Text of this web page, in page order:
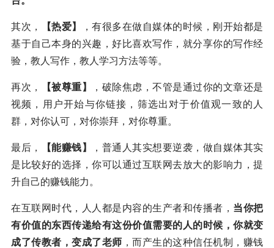
其次， 【热爱】
，有很多在做自媒体的时候，刚开始都是
基于自己本身的兴趣，好比喜欢写作，就分享你的写作经
验，教人写作，教人学习方法等等。
再次， 【被尊重】
，破除焦虑，不管是通过你的文章还是
视频，用户开始与你链接，筛选出对于价值观一致的人
群，对你认可，对你崇拜，对你尊重。
最后， 【能赚钱】
，普通人其实想要逆袭，做自媒体其实
是比较好的选择，你可以通过互联网去放大的影响力，提
升自己的赚钱能力。
在互联网时代，人人都是内容的生产者和传播者， 当你把
有价值的东西传递给有这份价值需要的人的时候，你就变
成了传教者，变成了老师 ，而产生的这种信任机制，赚钱